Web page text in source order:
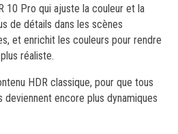
10 Pro qui ajuste la couleur et la
de détails dans les scènes
et enrichit les couleurs pour rendre
réaliste.
HDR classique, pour que tous
encore plus dynamiques